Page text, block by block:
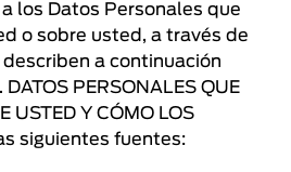
los Datos Personales que
o sobre usted, a través de
a continuación
PERSONALES QUE
USTED Y CÓMO LOS
siguientes fuentes: